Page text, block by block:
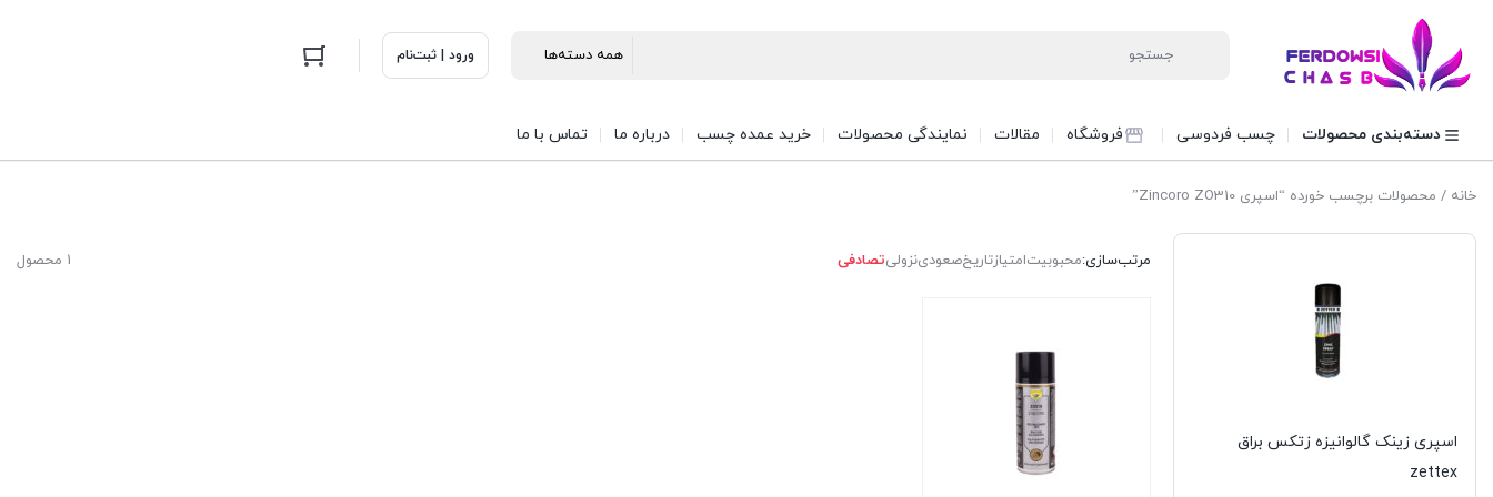
ورود | ثبت‌نام
دسته‌بندی محصولات چسب فردوسی فروشگاه مقالات نمایندگی محصولات خرید عمده چسب درباره ما تماس با ما
خانه / محصولات برچسب خورده “اسپری Zincoro ZO310”
اسپری زینک گالوانیزه زتکس براق
zettex
1 محصول مرتب‌سازی:محبوبیتامتیازتاریخصعودینزولیتصادفی